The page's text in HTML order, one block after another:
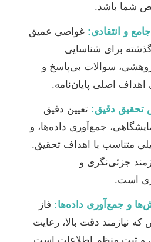
شما باشد.
و انتقادی: غواصی عمیق
برای شناسایی
سوالات بی‌پاسخ و
اصلی پایان‌نامه.
دقیق: تعیین دقیق
جمع‌آوری داده‌ها، و
متناسب با اهداف تحقیق.
جزئی‌نگری و
است.
و جمع‌آوری داده‌ها: فاز
نیازمند دقت بالا، رعایت
و ثبت منظم اطلاعات است.